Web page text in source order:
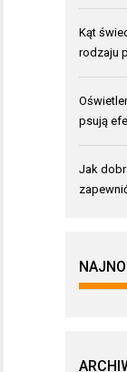
Kąt
rodzaju
psują
Jak